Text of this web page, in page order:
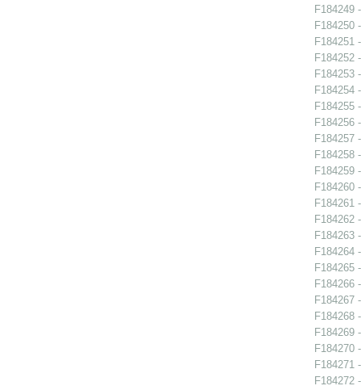
F184249
F184250
F184251
F184252
F184253
F184254
F184255
F184256
F184257
F184258
F184259
F184260
F184261
F184262
F184263
F184264
F184265
F184266
F184267
F184268
F184269
F184270
F184271
F184272